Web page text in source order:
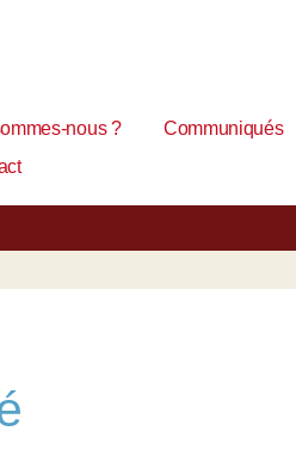
nous ? Communiqués